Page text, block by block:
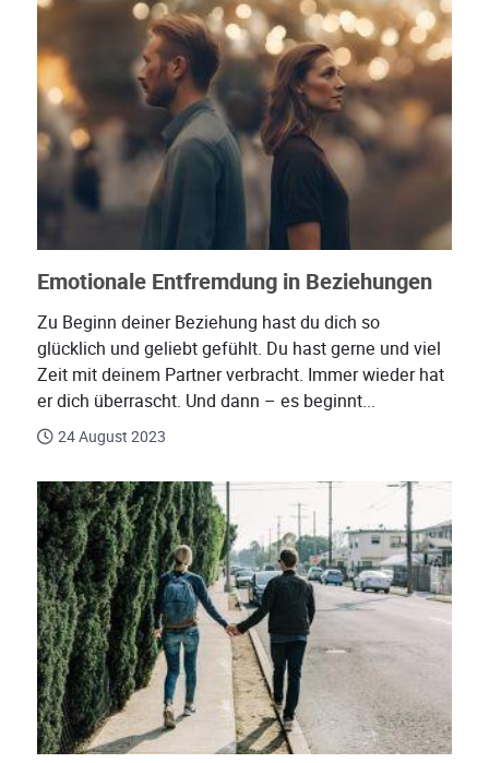
Emotionale Entfremdung in Beziehungen
Zu Beginn deiner Beziehung hast du dich so
glücklich und geliebt gefühlt. Du hast gerne und viel
Zeit mit deinem Partner verbracht. Immer wieder hat
er dich überrascht. Und dann – es beginnt...
24 August 2023